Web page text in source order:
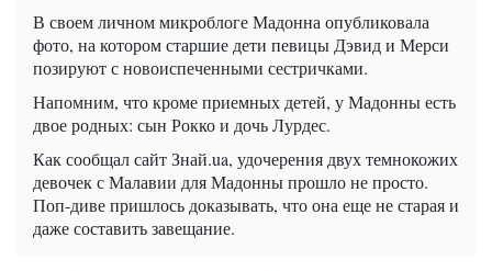
В своем личном микроблоге Мадонна опубликовала
фото, на котором старшие дети певицы Дэвид и Мерси
позируют с новоиспеченными сестричками.
Напомним, что кроме приемных детей, у Мадонны есть
двое родных: сын Рокко и дочь Лурдес.
Как сообщал сайт Знай.ua, удочерения двух темнокожих
девочек с Малавии для Мадонны прошло не просто.
Поп-диве пришлось доказывать, что она еще не старая и
даже составить завещание.